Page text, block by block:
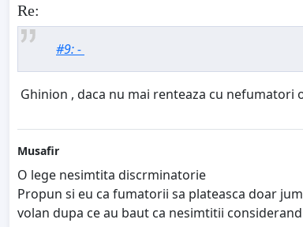
Re:
#9: -
Ghinion , daca nu mai renteaza cu nefumatori
Musafir
O lege nesimtita discrminatorie
Propun si eu ca fumatorii sa plateasca doar
volan dupa ce au baut ca nesimtitii